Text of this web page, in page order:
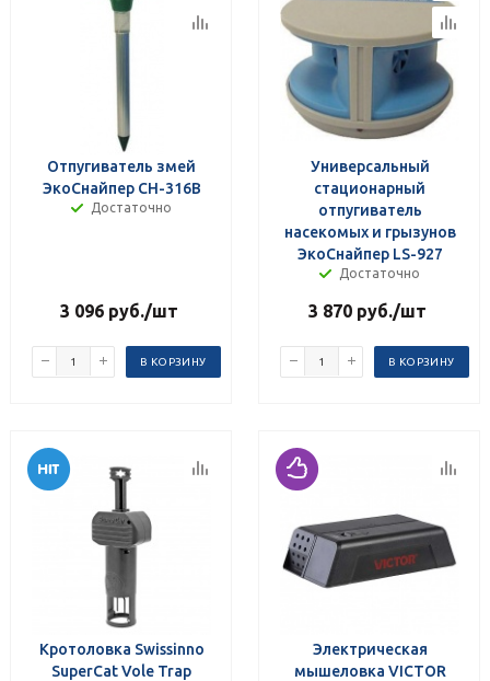
Отпугиватель змей
ЭкоСнайпер CH-316B
Достаточно
3 096 руб./шт
В КОРЗИНУ
Универсальный
стационарный
отпугиватель
насекомых и грызунов
ЭкоСнайпер LS-927
Достаточно
3 870 руб./шт
В КОРЗИНУ
Кротоловка Swissinno
SuperCat Vole Trap
Электрическая
мышеловка VICTOR